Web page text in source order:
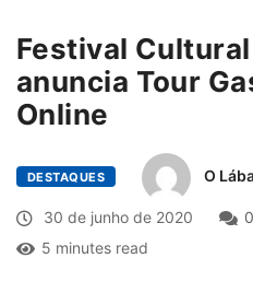
Festival
anuncia Tour
Online
DESTAQUES O
30 de junho de 2020 0
5 minutes read